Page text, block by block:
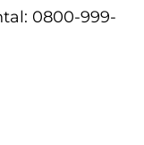
0800-999-